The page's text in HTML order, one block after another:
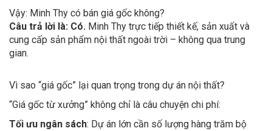
Vậy: Minh Thy có bán giá gốc không?
Câu trả lời là: Có. Minh Thy trực tiếp thiết kế, sản xuất và
cung cấp sản phẩm nội thất ngoài trời – không qua trung
gian.
Vì sao “giá gốc” lại quan trọng trong dự án nội thất?
“Giá gốc từ xưởng” không chỉ là câu chuyện chi phí:
Tối ưu ngân sách: Dự án lớn cần số lượng hàng trăm bộ